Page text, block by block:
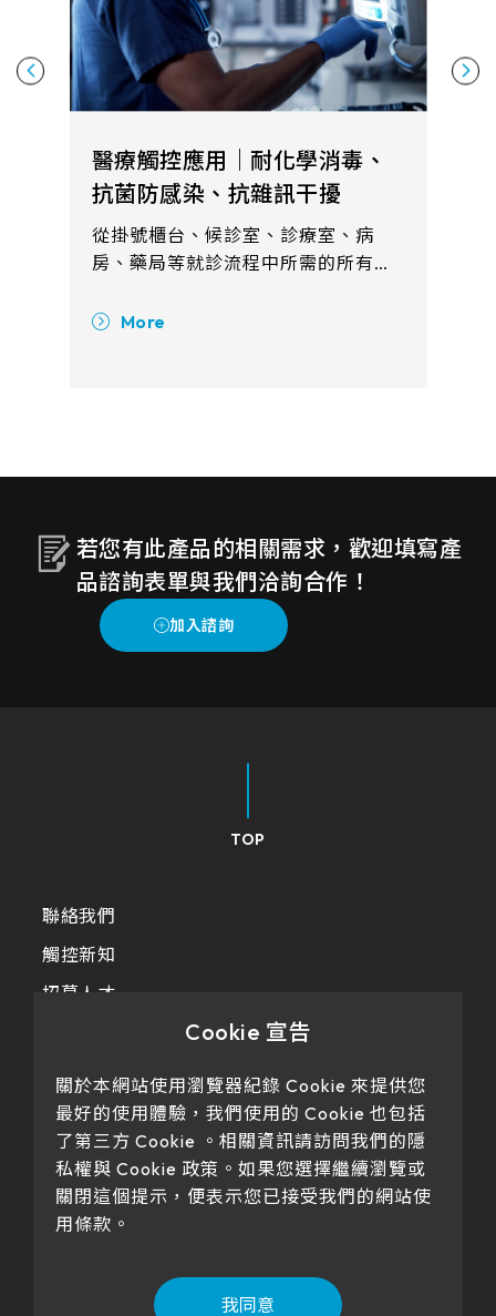
醫療觸控應用｜耐化學消毒、
抗菌防感染、抗雜訊干擾
從掛號櫃台、候診室、診療室、病
房、藥局等就診流程中所需的所有健
可見觸控產品的需求。整合觸控顯示
More
若您有此產品的相關需求，歡迎填寫產
品諮詢表單與我們洽詢合作！
TOP
聯絡我們
觸控新知
招募人才
Our products have passed certification
Cookie 宣告
關於本網站使用瀏覽器紀錄 Cookie 來提供您
最好的使用體驗，我們使用的 Cookie 也包括
了第三方 Cookie 。相關資訊請訪問我們的隱
私權與 Cookie 政策。如果您選擇繼續瀏覽或
關閉這個提示，便表示您已接受我們的網站使
用條款。
我同意